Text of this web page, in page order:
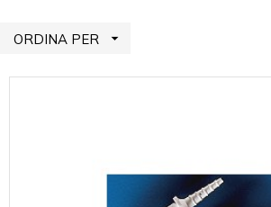
ORDINA PER 